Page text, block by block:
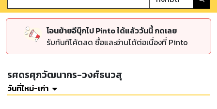
โอนย้ายอีบุ๊กไป Pinto ได้แล้ววันนี้ กดเลย
รับทันทีโค้ดลด ซื้อและอ่านได้ต่อเนื่องที่ Pinto
รศดรศุภวัฒนากร-วงศ์ธนวสุ
วันที่ใหม่-เก่า